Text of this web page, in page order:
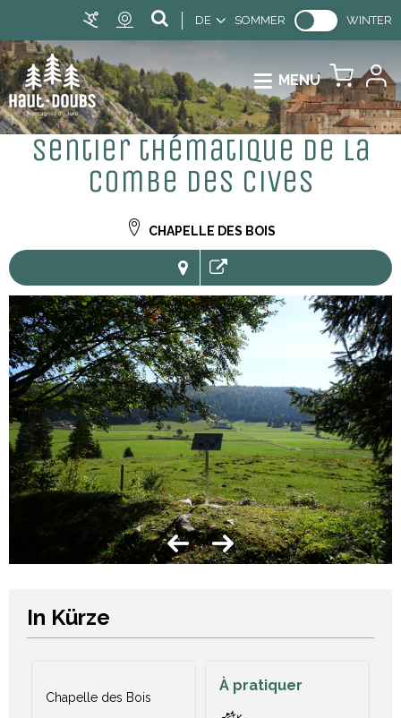
DE SOMMER WINTER
MENU
Sentier thématique de la
Combe des Cives
CHAPELLE DES BOIS
In Kürze
Chapelle des Bois
À pratiquer